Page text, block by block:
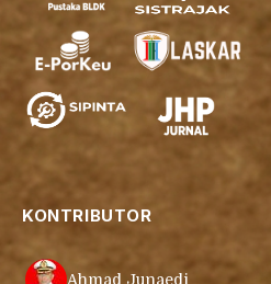
KONTRIBUTOR
Ahmad Junaedi